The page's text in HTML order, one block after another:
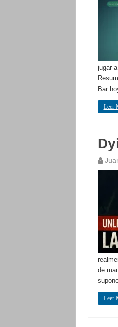
jugar
Bar
Leer
de
Leer